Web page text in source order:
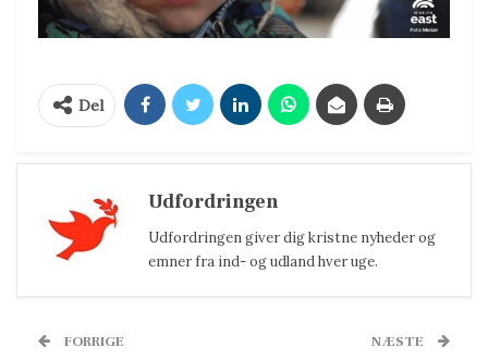
Del
Udfordringen
Udfordringen giver dig kristne nyheder og
emner fra ind- og udland hver uge.
FORRIGE NÆSTE